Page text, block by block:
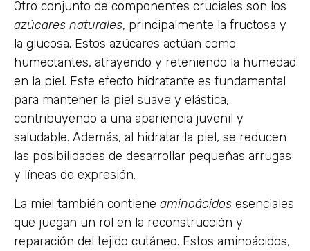
Otro conjunto de componentes cruciales son los
azúcares naturales, principalmente la fructosa y
la glucosa. Estos azúcares actúan como
humectantes, atrayendo y reteniendo la humedad
en la piel. Este efecto hidratante es fundamental
para mantener la piel suave y elástica,
contribuyendo a una apariencia juvenil y
saludable. Además, al hidratar la piel, se reducen
las posibilidades de desarrollar pequeñas arrugas
y líneas de expresión.
La miel también contiene aminoácidos esenciales
que juegan un rol en la reconstrucción y
reparación del tejido cutáneo. Estos aminoácidos,